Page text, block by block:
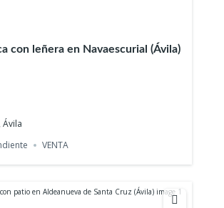
con leñera en Navaescurial (Ávila)
Ávila
VENTA